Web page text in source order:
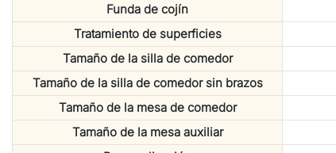
Funda de cojín
Tratamiento de superficies
Tamaño de la silla de comedor
Tamaño de la silla de comedor sin brazos
Tamaño de la mesa de comedor
Tamaño de la mesa auxiliar